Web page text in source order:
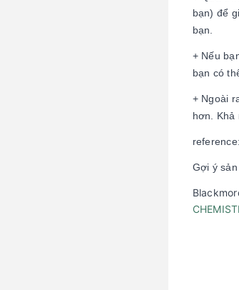
bạn) để
bạn.
+ Nếu
bạn có
+ Ngoài
hơn. Khả
Gợi ý